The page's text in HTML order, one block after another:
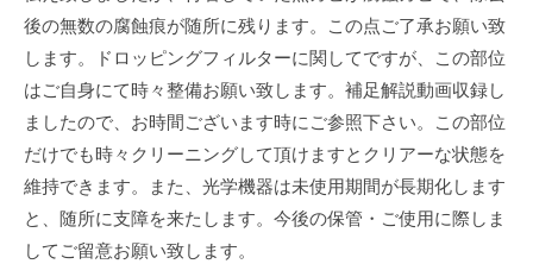
後の無数の腐蝕痕が随所に残ります。この点ご了承お願い致
します。ドロッピングフィルターに関してですが、この部位
はご自身にて時々整備お願い致します。補足解説動画収録し
ましたので、お時間ございます時にご参照下さい。この部位
だけでも時々クリーニングして頂けますとクリアーな状態を
維持できます。また、光学機器は未使用期間が長期化します
と、随所に支障を来たします。今後の保管・ご使用に際しま
してご留意お願い致します。